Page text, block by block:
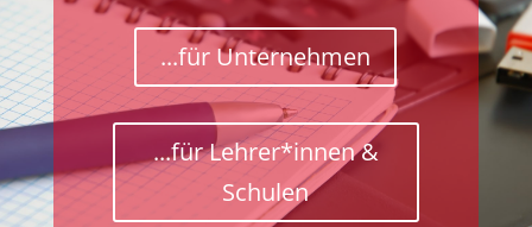
...für Unternehmen
...für Lehrer*innen &
Schulen